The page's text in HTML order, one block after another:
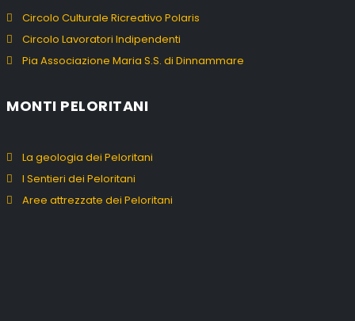
Circolo Culturale Ricreativo Polaris
Circolo Lavoratori Indipendenti
Pia Associazione Maria S.S. di Dinnammare
MONTI PELORITANI
La geologia dei Peloritani
I Sentieri dei Peloritani
Aree attrezzate dei Peloritani